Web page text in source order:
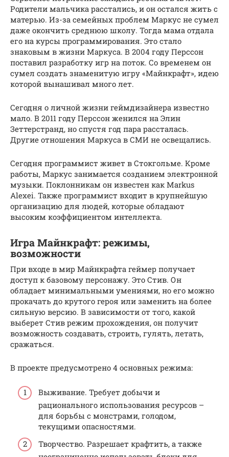
Родители мальчика расстались, и он остался жить с
матерью. Из-за семейных проблем Маркус не сумел
даже окончить среднюю школу. Тогда мама отдала
его на курсы программирования. Это стало
знаковым в жизни Маркуса. В 2004 году Перссон
поставил разработку игр на поток. Со временем он
сумел создать знаменитую игру «Майнкрафт», идею
которой вынашивал много лет.
Сегодня о личной жизни геймдизайнера известно
мало. В 2011 году Перссон женился на Элин
Зеттерстранд, но спустя год пара рассталась.
Другие отношения Маркуса в СМИ не освещались.
Сегодня программист живет в Стокгольме. Кроме
работы, Маркус занимается созданием электронной
музыки. Поклонникам он известен как Markus
Alexei. Также программист входит в крупнейшую
организацию для людей, которые обладают
высоким коэффициентом интеллекта.
Игра Майнкрафт: режимы,
возможности
При входе в мир Майнкрафта геймер получает
доступ к базовому персонажу. Это Стив. Он
обладает минимальными умениями, но его можно
прокачать до крутого героя или заменить на более
сильную версию. В зависимости от того, какой
выберет Стив режим прохождения, он получит
возможность создавать, строить, гулять, летать,
сражаться.
В проекте предусмотрено 4 основных режима:
Выживание. Требует добычи и
рационального использования ресурсов –
для борьбы с монстрами, голодом,
текущими опасностями.
Творчество. Разрешает крафтить, а также